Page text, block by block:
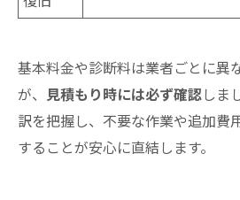
基本料金や診断料は業者ごとに異
が、 見積もり時には必ず確認しま
訳を把握し、不要な作業や追加費
することが安心に直結します。